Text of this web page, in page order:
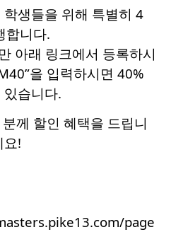
생들을 위해 특별히 4
합니다.
아래 링크에서 등록하시
을 입력하시면 40%
습니다.
께 할인 혜택을 드립니
요!
page